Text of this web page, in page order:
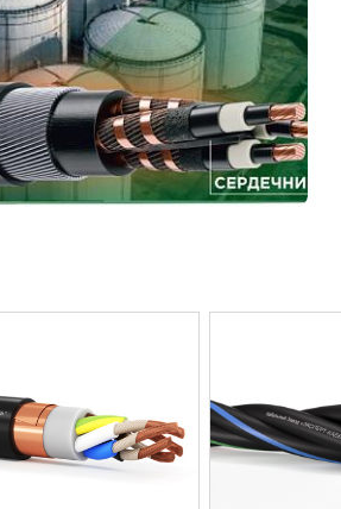
ПОДРОБНЕЕ
Разработали линейку кабельно-
проводниковой продукции POWER MAX